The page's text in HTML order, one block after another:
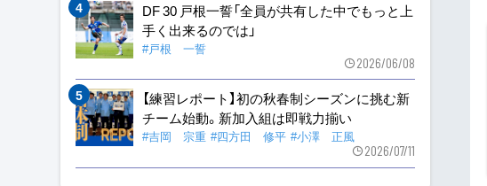
DF 30 戸根一誓「全員が共有した中でもっと上
手く出来るのでは」
#戸根 一誓
2026/06/08
【練習レポート】初の秋春制シーズンに挑む新
チーム始動。新加入組は即戦力揃い
#吉岡 宗重 #四方田 修平 #小澤 正風
2026/07/11